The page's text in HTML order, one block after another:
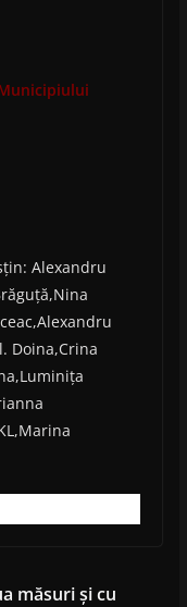
Alexandru
Doina,Crina
măsuri și cu